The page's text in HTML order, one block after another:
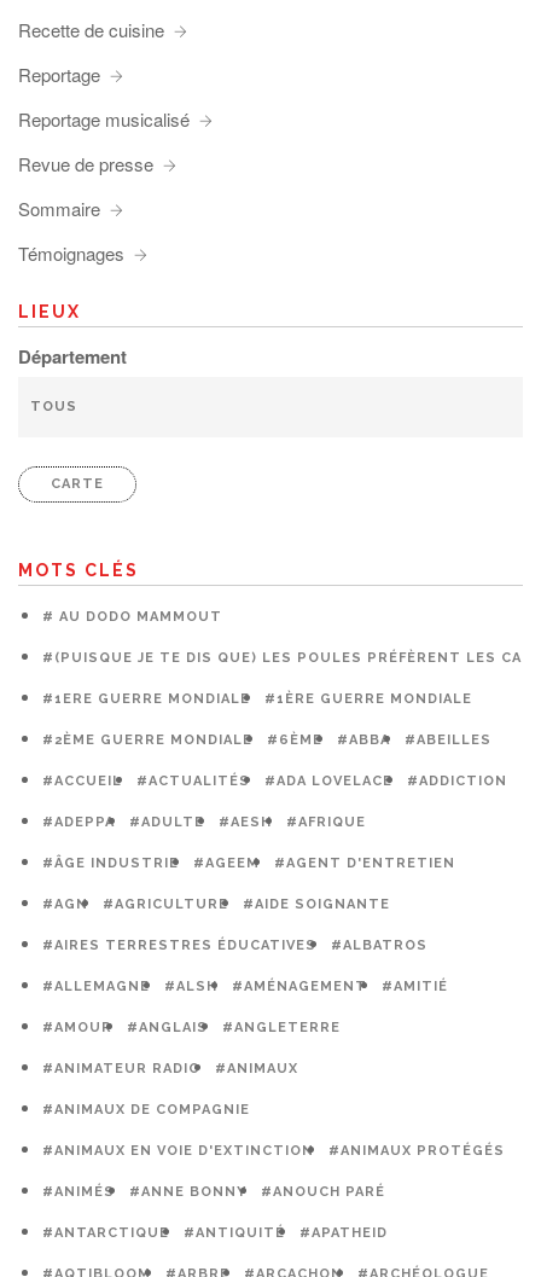
Recette de cuisine
Reportage
Reportage musicalisé
Revue de presse
Sommaire
Témoignages
LIEUX
Département
CARTE
MOTS CLÉS
# AU DODO MAMMOUT
#(PUISQUE JE TE DIS QUE) LES POULES PRÉFÈRENT LES
#1ERE GUERRE MONDIALE #1ÈRE GUERRE MONDIALE
#2ÈME GUERRE MONDIALE #6ÈME #ABBA #ABEILLES
#ACCUEIL #ACTUALITÉS #ADA LOVELACE #ADDICTION
#ADEPPA #ADULTE #AESH #AFRIQUE
#ÂGE INDUSTRIE #AGEEM #AGENT D'ENTRETIEN
#AGN #AGRICULTURE #AIDE SOIGNANTE
#AIRES TERRESTRES ÉDUCATIVES #ALBATROS
#ALLEMAGNE #ALSH #AMÉNAGEMENT #AMITIÉ
#AMOUR #ANGLAIS #ANGLETERRE
#ANIMATEUR RADIO #ANIMAUX
#ANIMAUX DE COMPAGNIE
#ANIMAUX EN VOIE D'EXTINCTION #ANIMAUX PROTÉGÉS
#ANIMÉS #ANNE BONNY #ANOUCH PARÉ
#ANTARCTIQUE #ANTIQUITÉ #APATHEID
#AQTIBLOOM #ARBRE #ARCACHON #ARCHÉOLOGUE